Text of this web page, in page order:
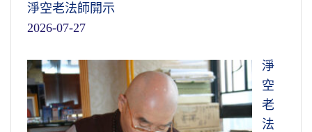
淨空老法師開示
2026-07-27
淨
空
老
法